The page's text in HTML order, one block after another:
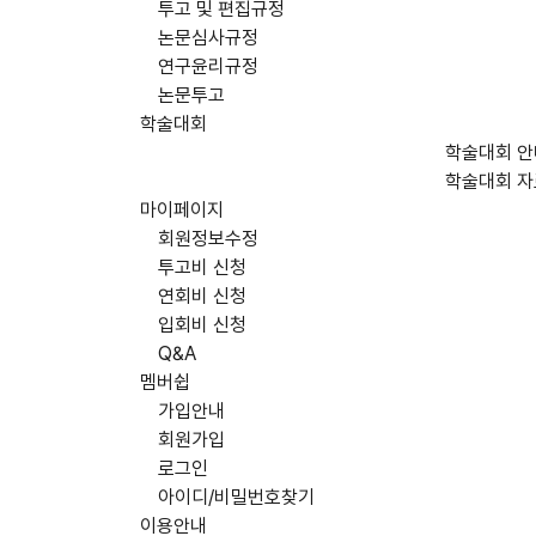
투고 및 편집규정
논문심사규정
연구윤리규정
논문투고
학술대회
학술대회 안
학술대회
마이페이지
회원정보수정
투고비 신청
연회비 신청
입회비 신청
Q&A
멤버쉽
가입안내
회원가입
로그인
아이디/비밀번호찾기
이용안내